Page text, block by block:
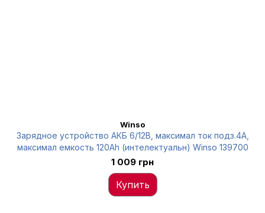
Winso
Зарядное устройство АКБ 6/12В, максимал ток подз.4A,
максимал емкость 120Ah (интелектуальн) Winso 139700
1 009 грн
Купить